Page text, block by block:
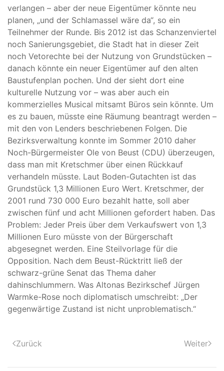
verlangen – aber der neue Eigentümer könnte neu
planen, „und der Schlamassel wäre da“, so ein
Teilnehmer der Runde. Bis 2012 ist das Schanzenviertel
noch Sanierungsgebiet, die Stadt hat in dieser Zeit
noch Vetorechte bei der Nutzung von Grundstücken –
danach könnte ein neuer Eigentümer auf den alten
Baustufenplan pochen. Und der sieht dort eine
kulturelle Nutzung vor – was aber auch ein
kommerzielles Musical mitsamt Büros sein könnte. Um
es zu bauen, müsste eine Räumung beantragt werden –
mit den von Lenders beschriebenen Folgen. Die
Bezirksverwaltung konnte im Sommer 2010 daher
Noch-Bürgermeister Ole von Beust (CDU) überzeugen,
dass man mit Kretschmer über einen Rückkauf
verhandeln müsste. Laut Boden-Gutachten ist das
Grundstück 1,3 Millionen Euro Wert. Kretschmer, der
2001 rund 730 000 Euro bezahlt hatte, soll aber
zwischen fünf und acht Millionen gefordert haben. Das
Problem: Jeder Preis über dem Verkaufswert von 1,3
Millionen Euro müsste von der Bürgerschaft
abgesegnet werden. Eine Steilvorlage für die
Opposition. Nach dem Beust-Rücktritt ließ der
schwarz-grüne Senat das Thema daher
dahinschlummern. Was Altonas Bezirkschef Jürgen
Warmke-Rose noch diplomatisch umschreibt: „Der
gegenwärtige Zustand ist nicht unproblematisch.“
Zurück Weiter